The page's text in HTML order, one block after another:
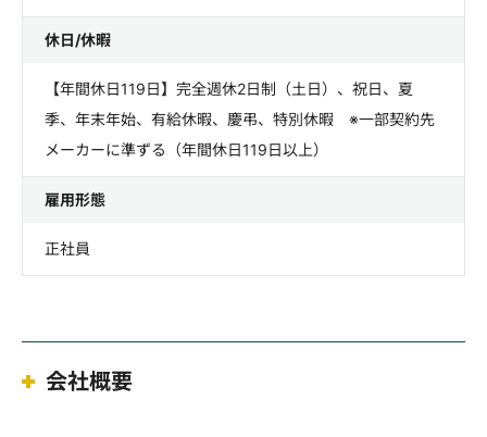
休日/休暇
【年間休日119日】完全週休2日制（土日）、祝日、夏
季、年末年始、有給休暇、慶弔、特別休暇 ※一部契約先
メーカーに準ずる（年間休日119日以上）
雇用形態
正社員
会社概要